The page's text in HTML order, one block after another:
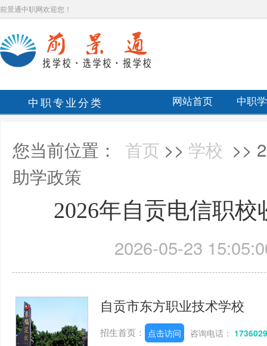
前景通中职网欢迎您！
中职专业分类 网站首页 中职
您当前位置： 首页 >> 学校 >>
助学政策
2026年自贡电信职
2026-05-23
自贡市东方职业技术学校
招生首页： 点击访问 咨询电话：